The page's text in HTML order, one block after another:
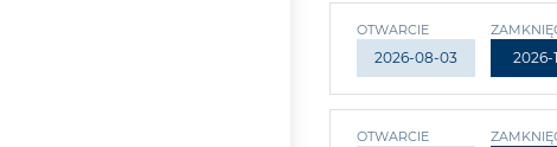
OTWARCIE
2026-08-03 2026-
OTWARCIE